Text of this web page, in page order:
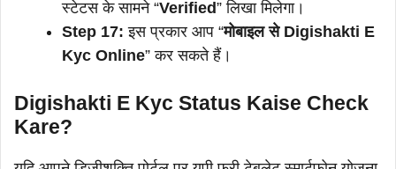
स्टेटस के सामने “Verified” लिखा मिलेगा।
Step 17: इस प्रकार आप “मोबाइल से Digishakti E
Kyc Online” कर सकते हैं।
Digishakti E Kyc Status Kaise Check
Kare?